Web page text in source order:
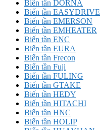
Biến tần DORNA
Biến tần EASYDRIVE
Biến tần EMERSON
Biến tần EMHEATER
Biến tần ENC
Biến tần EURA
Biến tần Frecon
Biến tần Fuji
Biến tần FULING
Biến tần GTAKE
Biến tần HEDY
Biến tần HITACHI
Biến tần HNC
Biến tần HOLIP